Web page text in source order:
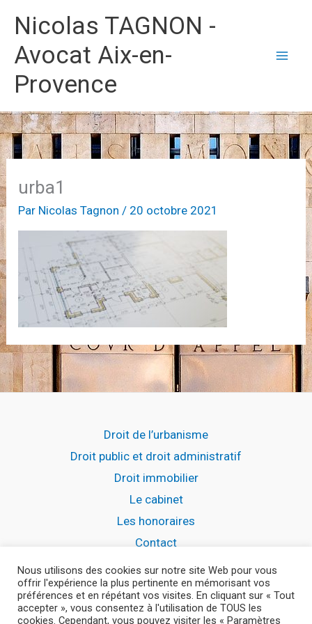
contenu
Nicolas TAGNON -
Avocat Aix-en-
Provence
urba1
Par Nicolas Tagnon / 20 octobre 2021
Droit de l’urbanisme
Droit public et droit administratif
Droit immobilier
Le cabinet
Les honoraires
Contact
Copyright © 2026 Nicolas TAGNON - Avocat Aix-
Nous utilisons des cookies sur notre site Web pour vous
offrir l'expérience la plus pertinente en mémorisant vos
préférences et en répétant vos visites. En cliquant sur « Tout
accepter », vous consentez à l'utilisation de TOUS les
cookies. Cependant, vous pouvez visiter les « Paramètres